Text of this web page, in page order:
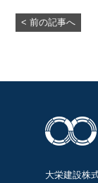
< 前の記事へ
大栄建設株